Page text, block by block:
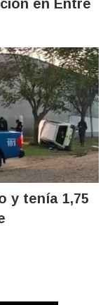
en Entre
y tenía 1,75